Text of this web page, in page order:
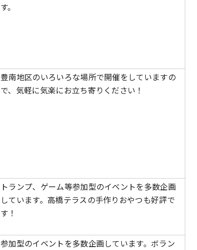
す。
豊南地区のいろいろな場所で開催をしていますの
で、気軽に気楽にお立ち寄りください！
トランプ、ゲーム等参加型のイベントを多数企画
しています。高橋テラスの手作りおやつも好評で
す！
参加型のイベントを多数企画しています。ボラン